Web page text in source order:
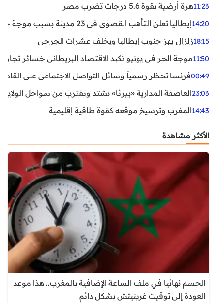
11:23هزة أرضية بقوة 5.6 درجات تضرب مصر
14:20إيطاليا تعلن التأهب القصوى في 23 مدينة بسبب موجة حر شديدة
18:15زلزال يهز جنوب إيطاليا ويخلف عشرات الجرحى
11:50موجة الحر في يونيو تكبد الاقتصاد البريطاني خسائر تجاوزت 1.5 مليار
00:49فرنسا تحظر رسمياً وسائل التواصل الاجتماعي على القاصرين
23:03العاصفة المدارية «بيرثا» تشتد وتقترب من سواحل
14:43المغرب وترسيخ موقعه كقوة طاقية إقليمية
الأكثر مشاهدة
الحسم نهائيا في ملف الساعة الإضافية بالمغرب.. هذا موعد
العودة إلى توقيت غرينيتش بشكل دائم